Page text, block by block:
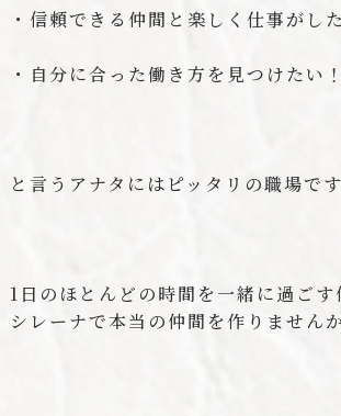
・信頼できる仲間と楽しく仕事がし
・自分に合った働き方を見つけたい！
と言うアナタにはピッタリの職場で
1日のほとんどの時間を一緒に過ごす
シレーナで本当の仲間を作りません